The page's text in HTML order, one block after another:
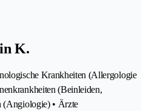
K.
Krankheiten (Allergologie
(Beinleiden,
(Angiologie) • Ärzte